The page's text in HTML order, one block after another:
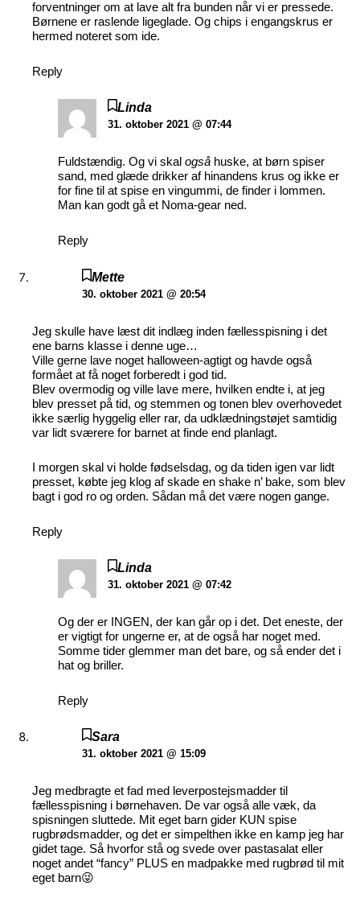
forventninger om at lave alt fra bunden når vi er pressede.
Børnene er raslende ligeglade. Og chips i engangskrus er
hermed noteret som ide.
Reply
Linda
31. oktober 2021 @ 07:44
Fuldstændig. Og vi skalogså huske, at børn spiser
sand, med glæde drikker af hinandens krus og ikke er
for fine til at spise en vingummi, de finder i lommen.
Man kan godt gå et Noma-gear ned.
Reply
Mette
30. oktober 2021 @ 20:54
Jeg skulle have læst dit indlæg inden fællesspisning i det
ene barns klasse i denne uge…
Ville gerne lave noget halloween-agtigt og havde også
formået at få noget forberedt i god tid.
Blev overmodig og ville lave mere, hvilken endte i, at jeg
blev presset på tid, og stemmen og tonen blev overhovedet
ikke særlig hyggelig eller rar, da udklædningstøjet samtidig
var lidt sværere for barnet at finde end planlagt.
I morgen skal vi holde fødselsdag, og da tiden igen var lidt
presset, købte jeg klog af skade en shake n’ bake, som blev
bagt i god ro og orden. Sådan må det være nogen gange.
Reply
Linda
31. oktober 2021 @ 07:42
Og der er INGEN, der kan går op i det. Det eneste, der
er vigtigt for ungerne er, at de også har noget med.
Somme tider glemmer man det bare, og så ender det i
hat og briller.
Reply
Sara
31. oktober 2021 @ 15:09
Jeg medbragte et fad med leverpostejsmadder til
fællesspisning i børnehaven. De var også alle væk, da
spisningen sluttede. Mit eget barn gider KUN spise
rugbrødsmadder, og det er simpelthen ikke en kamp jeg har
gidet tage. Så hvorfor stå og svede over pastasalat eller
noget andet “fancy” PLUS en madpakke med rugbrød til mit
eget barn😜